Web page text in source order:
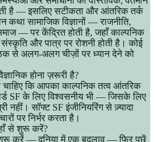
है — इसलिए सटीकता और आंतरिक तर्क
कथा सामाजिक विज्ञानों — राजनीति,
— पर केंद्रित होती है, जहाँ काल्पनिक
और पात्र पर रोशनी होती है। कोई
से अलग-अलग चीज़ों पर ध्यान देने को
होना ज़रूरी है?
कि आपका काल्पनिक तत्व आंतरिक
SF के लिए विश्वसनीय भी — जिसके लिए
नहीं। सॉफ्ट SF इंजीनियरिंग से ज़्यादा
पर निर्भर करता है।
से शुरू करें?
करें — दुनिया में एक बदलाव — फिर पूछें